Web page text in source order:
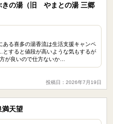
きの湯（旧 やまとの湯 三郷
ある喜多の湯香流は生活支援キャンペ
すると値段が高いような気もするが
が良いので仕方ないか…
投稿日：2026年7月19日
満天望